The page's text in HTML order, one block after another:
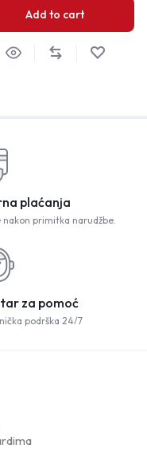
Add to cart
plaćanja
nakon primitka narudžbe.
za pomoć
podrška 24/7